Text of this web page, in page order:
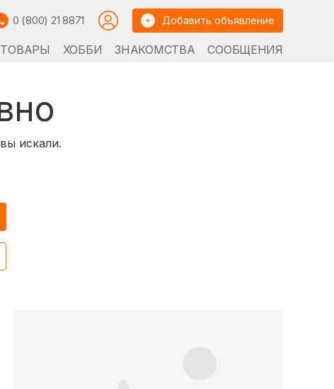
0 (800) 21 8871 Добавить объявление
ТОВАРЫ ХОББИ ЗНАКОМСТВА СООБЩЕНИЯ
искали.